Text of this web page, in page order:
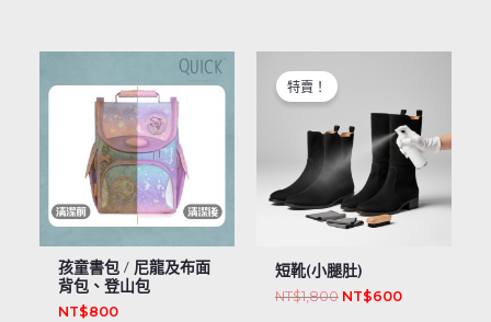
孩童書包 / 尼龍及布面
背包、登山包
NT$800
特賣！
短靴(小腿肚)
NT$1,800
NT$1,800。
NT$600
格：
NT$600。